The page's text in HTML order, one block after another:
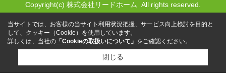
Copyright(c) 株式会社リードホーム All rights reserved.
当サイトでは、お客様の当サイト利用状況把握、サービス向上検討を目的と
して、クッキー（Cookie）を使用しています。
詳しくは、当社の 「Cookieの取扱いについて」 をご確認ください。
閉じる